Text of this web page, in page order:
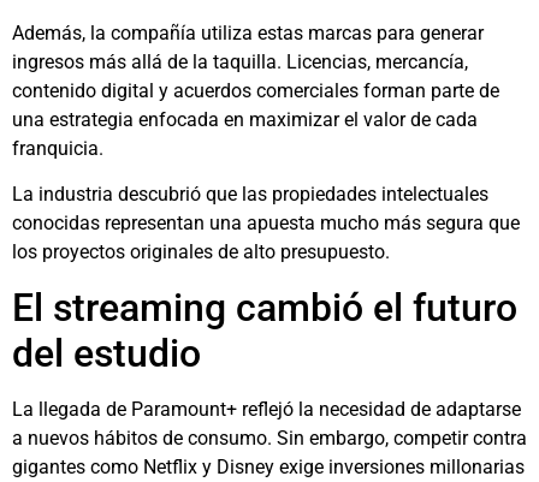
Además, la compañía utiliza estas marcas para generar
ingresos más allá de la taquilla. Licencias, mercancía,
contenido digital y acuerdos comerciales forman parte de
una estrategia enfocada en maximizar el valor de cada
franquicia.
La industria descubrió que las propiedades intelectuales
conocidas representan una apuesta mucho más segura que
los proyectos originales de alto presupuesto.
El streaming cambió el futuro
del estudio
La llegada de Paramount+ reflejó la necesidad de adaptarse
a nuevos hábitos de consumo. Sin embargo, competir contra
gigantes como Netflix y Disney exige inversiones millonarias